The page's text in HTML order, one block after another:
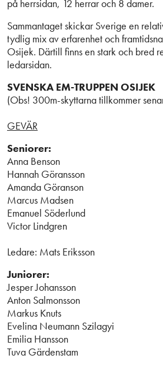
på herrsidan, 12 herrar och 8 damer.
Sammantaget skickar Sverige en
tydlig mix av erfarenhet och
Osijek. Därtill finns en stark och bred
ledarsidan.
SVENSKA EM-TRUPPEN OSIJEK
(Obs! 300m-skyttarna tillkommer
GEVÄR
Seniorer:
Anna Benson
Hannah Göransson
Amanda Göranson
Marcus Madsen
Emanuel Söderlund
Victor Lindgren
Ledare: Mats Eriksson
Juniorer:
Jesper Johansson
Anton Salmonsson
Markus Knuts
Evelina Neumann Szilagyi
Emilia Hansson
Tuva Gärdenstam